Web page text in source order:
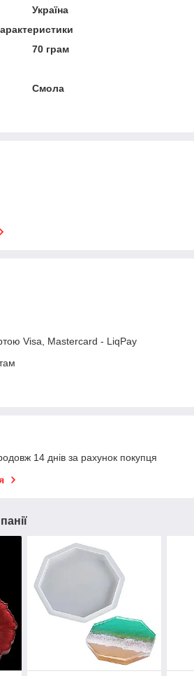
Україна
70 грам
Смола
Visa, Mastercard - LiqPay
14 днів за рахунок покупця